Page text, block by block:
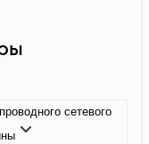
сетевого